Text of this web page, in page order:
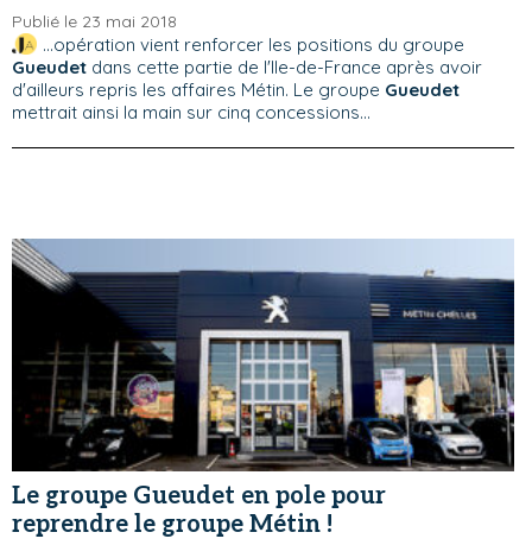
Publié le 23 mai 2018
...opération vient renforcer les positions du groupe
Gueudet dans cette partie de l'Ile-de-France après avoir
d'ailleurs repris les affaires Métin. Le groupe Gueudet
mettrait ainsi la main sur cinq concessions...
Le groupe Gueudet en pole pour
reprendre le groupe Métin !